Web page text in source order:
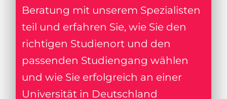
Beratung mit unserem Spezialisten
teil und erfahren Sie, wie Sie den
richtigen Studienort und den
passenden Studiengang wählen
und wie Sie erfolgreich an einer
Universität in Deutschland